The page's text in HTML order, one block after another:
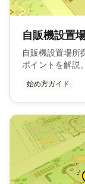
自販機設置
自販機設置場所
ポイントを解説。
始め方ガイド